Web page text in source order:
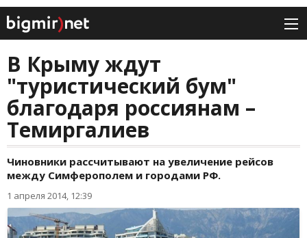
В Крыму ждут
"туристический бум"
благодаря россиянам –
Темиргалиев
Чиновники рассчитывают на увеличение рейсов
между Симферополем и городами РФ.
1 апреля 2014, 12:39